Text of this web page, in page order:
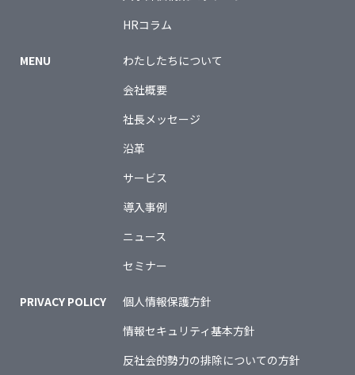
HRコラム
MENU
わたしたちについて
会社概要
社長メッセージ
沿革
サービス
導入事例
ニュース
セミナー
PRIVACY POLICY
個人情報保護方針
情報セキュリティ基本方針
反社会的勢力の排除についての方針